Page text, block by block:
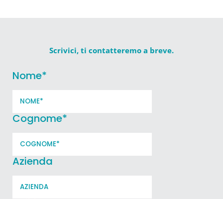
Scrivici, ti contatteremo a breve.
Nome*
Cognome*
Azienda